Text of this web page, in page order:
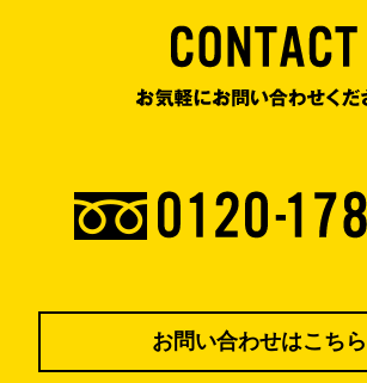
お問い合わせはこちら